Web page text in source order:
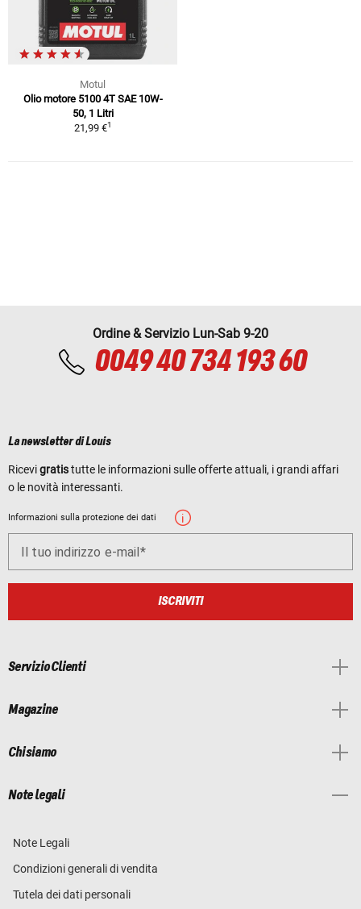
Motul
Olio motore 5100 4T SAE 10W-
50, 1 Litri
21,99 €1
Ordine & Servizio Lun-Sab 9-20
0049 40 734 193 60
La newsletter di Louis
Ricevigratistutte le informazioni sulle offerte attuali, i grandi affari
o le novità interessanti.
Informazioni sulla protezione dei dati
Il tuo indirizzo e-mail
ISCRIVITI
Servizio Clienti
Magazine
Chi siamo
Note legali
Note Legali
Condizioni generali di vendita
Tutela dei dati personali